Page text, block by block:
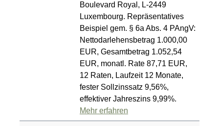
Boulevard Royal, L-2449
Luxembourg. Repräsentatives
Beispiel gem. § 6a Abs. 4 PAngV:
Nettodarlehensbetrag 1.000,00
EUR, Gesamtbetrag 1.052,54
EUR, monatl. Rate 87,71 EUR,
12 Raten, Laufzeit 12 Monate,
fester Sollzinssatz 9,56%,
effektiver Jahreszins 9,99%.
Mehr erfahren